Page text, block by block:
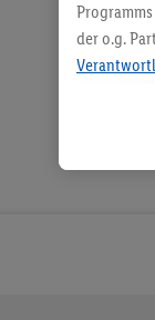
der o.g.
genauen